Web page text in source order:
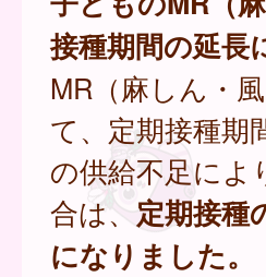
接種期間の延長
MR（麻しん・
て、定期接種期
の供給不足によ
合は、 定期接種
になりました。